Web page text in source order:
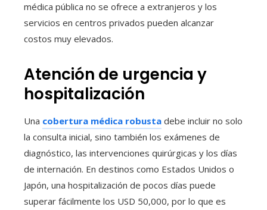
médica pública no se ofrece a extranjeros y los
servicios en centros privados pueden alcanzar
costos muy elevados.
Atención de urgencia y
hospitalización
Una cobertura médica robusta debe incluir no solo
la consulta inicial, sino también los exámenes de
diagnóstico, las intervenciones quirúrgicas y los días
de internación. En destinos como Estados Unidos o
Japón, una hospitalización de pocos días puede
superar fácilmente los USD 50,000, por lo que es